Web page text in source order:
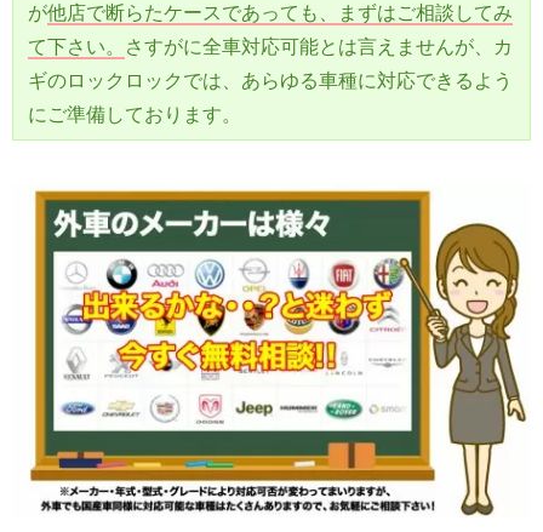
が他店で断らたケースであっても、まずはご相談してみ
て下さい。
さすがに全車対応可能とは言えませんが、カ
ギのロックロックでは、あらゆる車種に対応できるよう
にご準備しております。